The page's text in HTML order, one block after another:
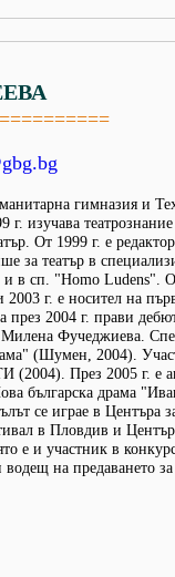
гимназия и
г. изучава
От 1999 г. е
за театър в
в сп. "Homo Ludens".
г. е носител на
2004 г. прави
Фучеджиева.
(Шумен, 2004).
(2004). През 2005 г. е
българска драма
се играе в Центъра
в Пловдив и
е и участник в
на предаването